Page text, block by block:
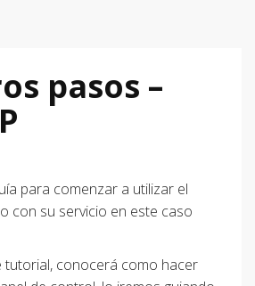
pasos –
para comenzar a utilizar el
con su servicio en este caso
tutorial, conocerá como hacer